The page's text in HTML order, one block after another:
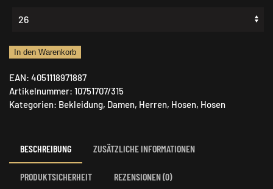
Hose
Jagdhose
Menge
In den Warenkorb
EAN: 4051118971887
Artikelnummer: 10751707/315
Kategorien: Bekleidung, Damen, Herren, Hosen, Hosen
BESCHREIBUNG ZUSÄTZLICHE INFORMATIONEN
PRODUKTSICHERHEIT REZENSIONEN (0)